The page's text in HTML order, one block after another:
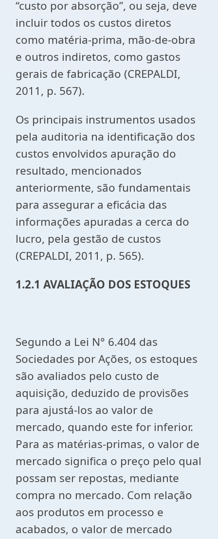
“custo por absorção”, ou seja, deve
incluir todos os custos diretos
como matéria-prima, mão-de-obra
e outros indiretos, como gastos
gerais de fabricação (CREPALDI,
2011, p. 567).
Os principais instrumentos usados
pela auditoria na identificação dos
custos envolvidos apuração do
resultado, mencionados
anteriormente, são fundamentais
para assegurar a eficácia das
informações apuradas a cerca do
lucro, pela gestão de custos
(CREPALDI, 2011, p. 565).
1.2.1 AVALIAÇÃO DOS ESTOQUES
Segundo a Lei N° 6.404 das
Sociedades por Ações, os estoques
são avaliados pelo custo de
aquisição, deduzido de provisões
para ajustá-los ao valor de
mercado, quando este for inferior.
Para as matérias-primas, o valor de
mercado significa o preço pelo qual
possam ser repostas, mediante
compra no mercado. Com relação
aos produtos em processo e
acabados, o valor de mercado